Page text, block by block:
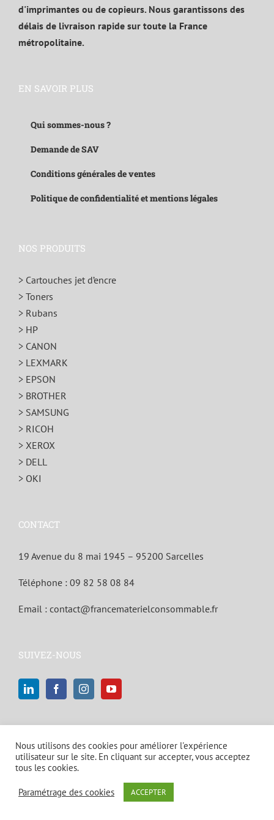
d'imprimantes ou de copieurs. Nous garantissons des
délais de livraison rapide sur toute la France
métropolitaine.
EN SAVOIR PLUS
Qui sommes-nous ?
Demande de SAV
Conditions générales de ventes
Politique de confidentialité et mentions légales
NOS PRODUITS
> Cartouches jet d’encre
> Toners
> Rubans
> HP
> CANON
> LEXMARK
> EPSON
> BROTHER
> SAMSUNG
> RICOH
> XEROX
> DELL
> OKI
CONTACT
19 Avenue du 8 mai 1945 – 95200 Sarcelles
Téléphone : 09 82 58 08 84
Email : contact@francematerielconsommable.fr
SUIVEZ-NOUS
© Copyright 2021 | Tous droits réservés |Mentions légales et politique
de confidentialité
Nous utilisons des cookies pour améliorer l'expérience
utilisateur sur le site. En cliquant sur accepter, vous acceptez
tous les cookies.
Paramétrage des cookies ACCEPTER